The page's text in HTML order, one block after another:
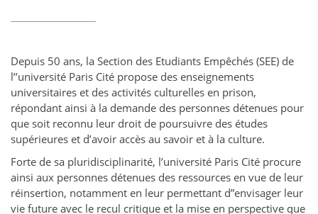
Depuis 50 ans, la Section des Etudiants Empêchés (SEE) de
l’’université Paris Cité propose des enseignements
universitaires et des activités culturelles en prison,
répondant ainsi à la demande des personnes détenues pour
que soit reconnu leur droit de poursuivre des études
supérieures et d’avoir accès au savoir et à la culture.
Forte de sa pluridisciplinarité, l’université Paris Cité procure
ainsi aux personnes détenues des ressources en vue de leur
réinsertion, notamment en leur permettant d”envisager leur
vie future avec le recul critique et la mise en perspective que